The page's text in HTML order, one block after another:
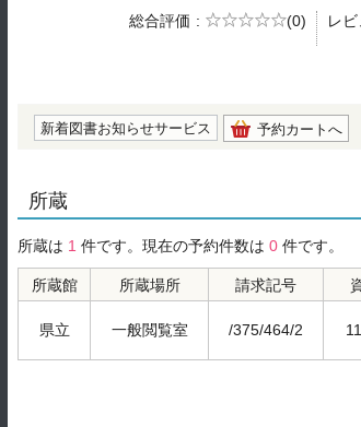
総合評価
5段階評価
(0) レ
新着図書お知らせサービス 予約カートへ
所蔵
所蔵は 1 件です。現在の予約件数は 0 件です。
所蔵館 所蔵場所 請求記号
県立 一般閲覧室 /375/464/2